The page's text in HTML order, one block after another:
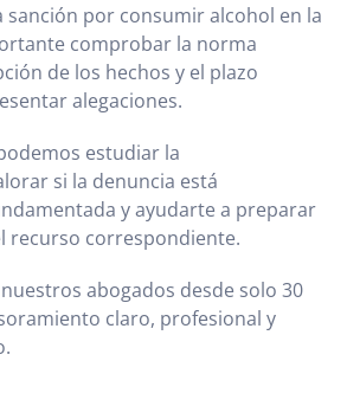
sanción por consumir alcohol en la
comprobar la norma
de los hechos y el plazo
alegaciones.
estudiar la
si la denuncia está
y ayudarte a preparar
recurso correspondiente.
abogados desde solo 30
claro, profesional y